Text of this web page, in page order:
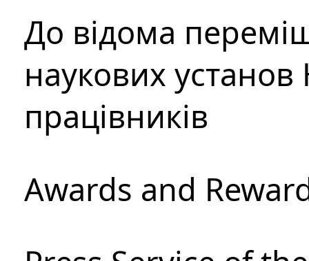
До відома
наукових установ
працівників
Awards and